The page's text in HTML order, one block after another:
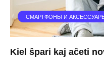
СМАРТФОНЫ И
Kiel ŝpari kaj aĉeti